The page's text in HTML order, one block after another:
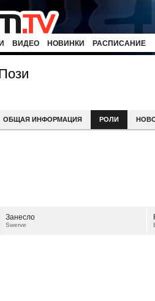
ВИДЕО НОВИНКИ РАСПИСАНИЕ
ОБЩАЯ ИНФОРМАЦИЯ РОЛИ
Занесло
Swerve